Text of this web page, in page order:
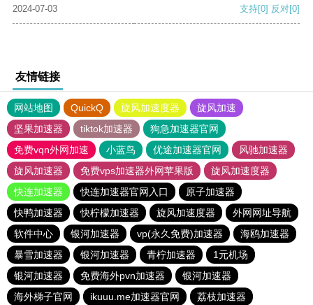
2024-07-03
支持[0] 反对[0]
友情链接
网站地图 QuickQ 旋风加速度器
旋风加速
坚果加速器
tiktok加速器
狗急加速器官网
免费vqn外网加速
小蓝鸟 优途加速器官网
风驰加速器
旋风加速器
免费vps加速器外网苹果版
旋风加速度器
快连加速器
快连加速器官网入口
原子加速器
快鸭加速器
快柠檬加速器 旋风加速度器
外网网址导航
软件中心
银河加速器 vp(永久免费)加速器
海鸥加速器
暴雪加速器
银河加速器 青柠加速器
1元机场
银河加速器
免费海外pvn加速器
银河加速器
海外梯子官网
ikuuu.me加速器官网 荔枝加速器